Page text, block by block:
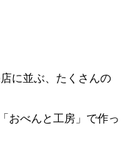
に並ぶ、たくさんの
おべんと工房」で作っ